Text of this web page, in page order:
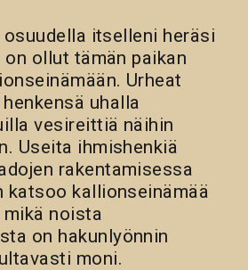
itselleni heräsi
ollut tämän paikan
Urheat
uhalla
vesireittiä näihin
Useita ihmishenkiä
rakentamisessa
katsoo kallionseinämää
noista
on hakunlyönnin
moni.